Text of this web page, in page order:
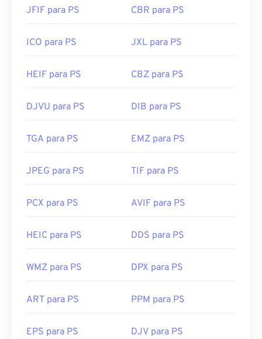
JFIF para PS CBR para PS
ICO para PS JXL para PS
HEIF para PS CBZ para PS
DJVU para PS DIB para PS
TGA para PS EMZ para PS
JPEG para PS TIF para PS
PCX para PS AVIF para PS
HEIC para PS DDS para PS
WMZ para PS DPX para PS
ART para PS PPM para PS
EPS para PS DJV para PS